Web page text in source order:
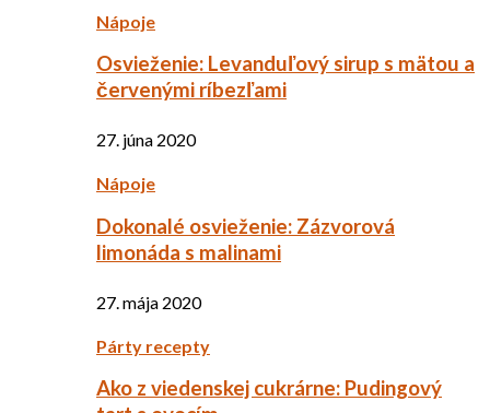
Nápoje
Osvieženie: Levanduľový sirup s mätou a
červenými ríbezľami
27. júna 2020
Nápoje
Dokonalé osvieženie: Zázvorová
limonáda s malinami
27. mája 2020
Párty recepty
Ako z viedenskej cukrárne: Pudingový